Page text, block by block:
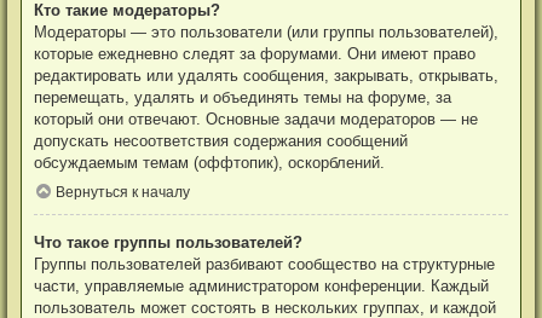
Кто такие модераторы?
Модераторы — это пользователи (или группы пользователей),
которые ежедневно следят за форумами. Они имеют право
редактировать или удалять сообщения, закрывать, открывать,
перемещать, удалять и объединять темы на форуме, за
который они отвечают. Основные задачи модераторов — не
допускать несоответствия содержания сообщений
обсуждаемым темам (оффтопик), оскорблений.
Вернуться к началу
Что такое группы пользователей?
Группы пользователей разбивают сообщество на структурные
части, управляемые администратором конференции. Каждый
пользователь может состоять в нескольких группах, и каждой